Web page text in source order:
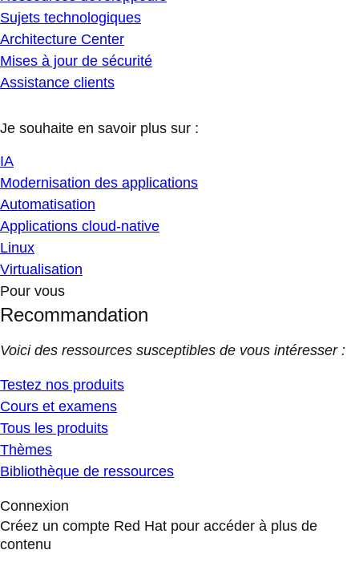
Sujets technologiques
Architecture Center
Mises à jour de sécurité
Assistance clients
Je souhaite en savoir plus sur :
IA
Modernisation des applications
Automatisation
Applications cloud-native
Linux
Virtualisation
Pour vous
Recommandation
Voici des ressources susceptibles de vous intéresser :
Testez nos produits
Cours et examens
Tous les produits
Thèmes
Bibliothèque de ressources
Connexion
Créez un compte Red Hat pour accéder à plus de
contenu